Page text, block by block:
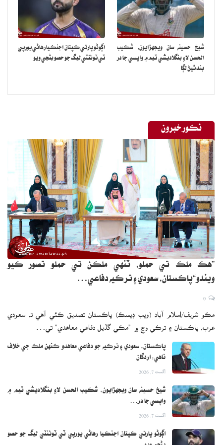
پوليس واقعي بابت وڌيڪ جاچ ڪري رهي آهي.
شيخ حسينه سان ويجهڙايون، شڪيب
الحسن لاءِ بنگلاديشي ٽيم ۾ واپسي جا در
بند ٿيڻ لڳا
اڳوڻو ڀارتي ڪپتان اجنڪيا رهاڻي يورپي
ٽي ٽوئنٽي ليگ جو حصو بڻجي ويو
نڪور خبرون
”هڪ ملڪ تي حملو، ٽنهي ملڪن تي حملو تصور ڪيو
ويندو“پاڪستان، سعودي ۽ ترڪيه دفاعي…
مڪو شريف/اسلام آباد (ويب ڊيسڪ) پاڪستان تصديق ڪئي آهي ته سعودي
عرب، پاڪستان ۽ ترڪي وچ ۾ ”مڪي گڏيل دفاعي معاهدي“ تي…
پاڪستان، سعودي ۽ ترڪيه جو دفاعي معاهدو ڪنهن ملڪ جي خلاف
ناهي: اردگان
اگست 7, 2026
شيخ حسينه سان ويجهڙايون، شڪيب الحسن لاءِ بنگلاديشي ٽيم ۾
واپسي جا در…
اگست 7, 2026
اڳوڻو ڀارتي ڪپتان اجنڪيا رهاڻي يورپي ٽي ٽوئنٽي ليگ جو حصو